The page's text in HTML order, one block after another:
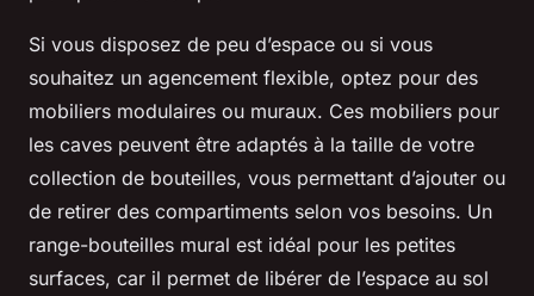
Si vous disposez de peu d’espace ou si vous
souhaitez un agencement flexible, optez pour des
mobiliers modulaires ou muraux. Ces mobiliers pour
les caves peuvent être adaptés à la taille de votre
collection de bouteilles, vous permettant d’ajouter ou
de retirer des compartiments selon vos besoins. Un
range-bouteilles mural est idéal pour les petites
surfaces, car il permet de libérer de l’espace au sol